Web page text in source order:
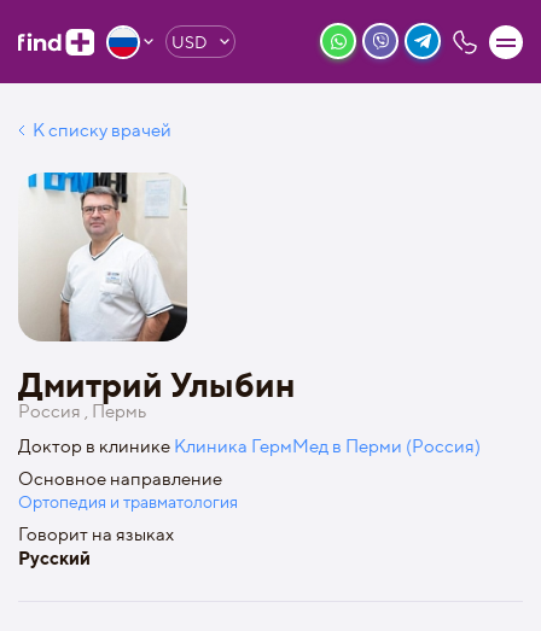
USD
К списку врачей
Дмитрий Улыбин
Россия , Пермь
Доктор в клинике Клиника ГермМед в Перми (Россия)
Основное направление
Ортопедия и травматология
Говорит на языках
Русский